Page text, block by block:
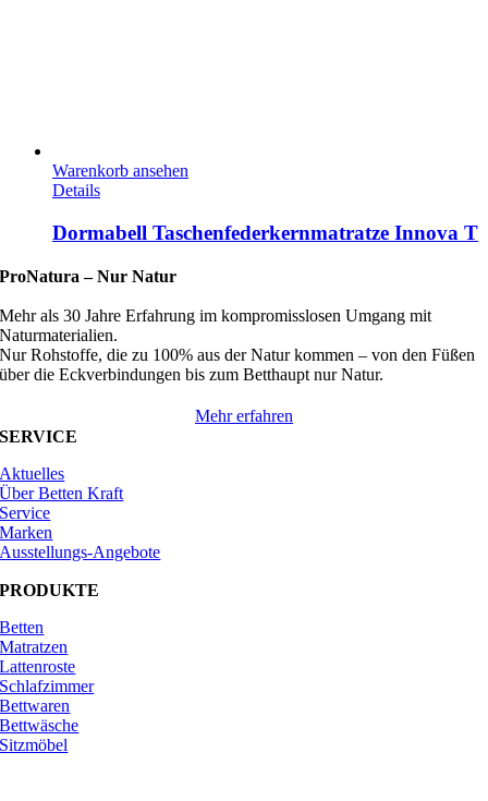
Warenkorb ansehen
Details
Dormabell Taschenfederkernmatratze Innova T
ProNatura –Nur Natur
Mehr als 30 Jahre Erfahrung im kompromisslosen Umgang mit
Naturmaterialien.
Nur Rohstoffe, die zu 100% aus der Natur kommen – von den Füßen
über die Eckverbindungen bis zum Betthaupt nur Natur.
Mehr erfahren
SERVICE
Aktuelles
Über Betten Kraft
Service
Marken
Ausstellungs-Angebote
PRODUKTE
Betten
Matratzen
Lattenroste
Schlafzimmer
Bettwaren
Bettwäsche
Sitzmöbel